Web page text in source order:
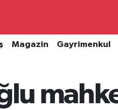
Magazin Gayrimenkul